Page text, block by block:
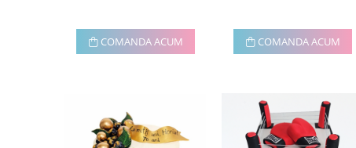
COMANDA ACUM COMANDA ACUM